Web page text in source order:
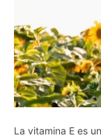
La vitamina E es